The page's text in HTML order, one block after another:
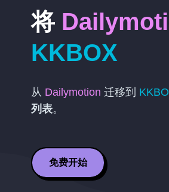
将
KKBOX
从 Dailymotion 迁移到
列表。
免费开始